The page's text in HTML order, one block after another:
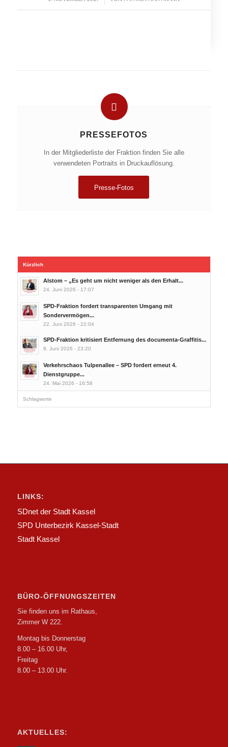
PRESSEFOTOS
In der Mitgliederliste der Fraktion finden Sie alle
verwendeten Portraits in Druckauflösung.
Presse-Fotos
Kürzlich
Alstom – „Es geht um nicht weniger als den Erhalt...
24. Juni 2026 - 17:07
SPD-Fraktion fordert transparenten Umgang mit
Sondervermögen...
22. Juni 2026 - 22:04
SPD-Fraktion kritisiert Entfernung des documenta-Graffitis...
8. Juni 2026 - 23:20
Verkehrschaos Tulpenallee – SPD fordert erneut 4.
Dienstgruppe...
24. Mai 2026 - 16:58
Schlagworte
LINKS:
SDnet der Stadt Kassel
SPD Unterbezirk Kassel-Stadt
Stadt Kassel
BÜRO-ÖFFNUNGSZEITEN
Sie finden uns im Rathaus,
Zimmer W 222.
Montag bis Donnerstag
8.00 – 16.00 Uhr,
Freitag
8.00 – 13.00 Uhr.
AKTUELLES: